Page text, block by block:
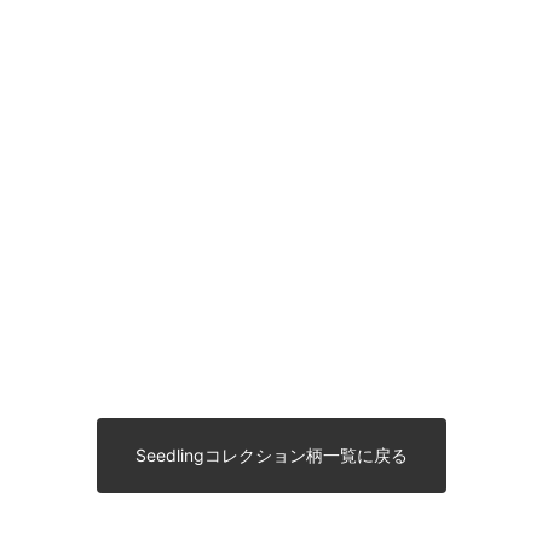
Seedlingコレクション柄一覧に戻る